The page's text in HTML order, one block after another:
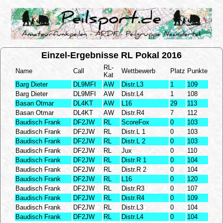
Einzel-Ergebnisse RL Pokal 2016
Name Call
RL-
Kat
Wettbewerb Platz Punkte
Barg Dieter
DL9MFI AW Distr.L3 1
109
Barg Dieter
DL9MFI AW Distr.L4 1
108
Basan Otmar
DL4KT AW L16 29
113
Basan Otmar
DL4KT AW Distr.R4 7
112
Baudisch Frank
DF2JW RL ScoreFox 0
103
Baudisch Frank
DF2JW RL Distr.L 1 0
103
Baudisch Frank
DF2JW RL Distr.L 2 0
103
Baudisch Frank
DF2JW RL Jux 0
110
Baudisch Frank
DF2JW RL Distr.R 1 0
104
Baudisch Frank
DF2JW RL Distr.R 2 0
104
Baudisch Frank
DF2JW RL L16 0
120
Baudisch Frank
DF2JW RL Distr.R3 0
107
Baudisch Frank
DF2JW RL Distr.R4 0
109
Baudisch Frank
DF2JW RL Distr.L3 0
104
Baudisch Frank
DF2JW RL Distr.L4 0
104